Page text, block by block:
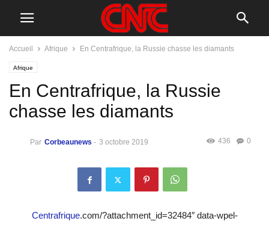
Accueil Afrique En Centrafrique, la Russie chasse les diamants
Afrique
En Centrafrique, la Russie
chasse les diamants
Par Corbeaunews - 3 octobre 2019 0
436
Centrafrique.com/?attachment_id=32484″ data-wpel-